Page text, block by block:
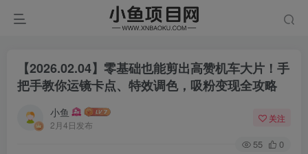
【2026.02.04】零基础也能剪出高赞机车大片！手
把手教你运镜卡点、特效调色，吸粉变现全攻略
小鱼
2月4日发布
关注
55 0